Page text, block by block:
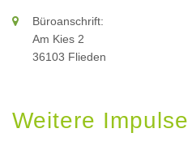
Büroanschrift:
Am Kies 2
36103 Flieden
Weitere Impulse